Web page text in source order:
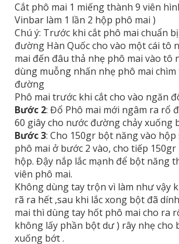
Cắt phô mai 1 miếng thành 9 viên
Vinbar làm 1 lần 2 hộp phô mai )
Chú ý: Trước khi cắt phô mai chuẩn
đường Hàn Quốc cho vào một cái tô
mai đến đâu thả nhẹ phô mai vào tô
dùng muỗng nhấn nhẹ phô mai
đường
Phô mai trước khi cắt cho vào ngăn
Bước 2: Đổ Phô mai mới ngâm ra rổ
60 giây cho nước đường chảy xuống
Bước 3: Cho 150gr bột năng vào
phô mai ở bước 2 vào, cho tiếp
hộp. Đậy nắp lắc mạnh để bột năng
viên phô mai.
Không dùng tay trộn vì làm như vậy
rã ra hết ,sau khi lắc xong bột đã
mai thì dùng tay hốt phô mai cho ra
không lấy phần bột dư ) rây nhẹ
xuống bớt .